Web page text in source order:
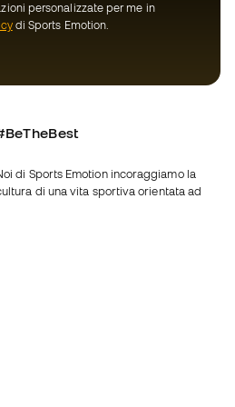
personalizzate per me in
di Sports Emotion.
di Sports Emotion incoraggiamo la
di una vita sportiva orientata ad